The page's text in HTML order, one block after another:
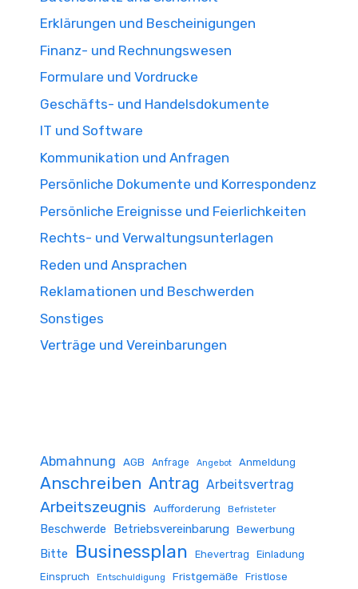
Erklärungen und Bescheinigungen
Finanz- und Rechnungswesen
Formulare und Vordrucke
Geschäfts- und Handelsdokumente
IT und Software
Kommunikation und Anfragen
Persönliche Dokumente und Korrespondenz
Persönliche Ereignisse und Feierlichkeiten
Rechts- und Verwaltungsunterlagen
Reden und Ansprachen
Reklamationen und Beschwerden
Sonstiges
Verträge und Vereinbarungen
Abmahnung AGB Anfrage Angebot Anmeldung
Anschreiben Antrag Arbeitsvertrag
Arbeitszeugnis Aufforderung Befristeter
Beschwerde Betriebsvereinbarung Bewerbung
Bitte Businessplan Ehevertrag
Einladung
Einspruch
Entschuldigung Fristgemäße Fristlose